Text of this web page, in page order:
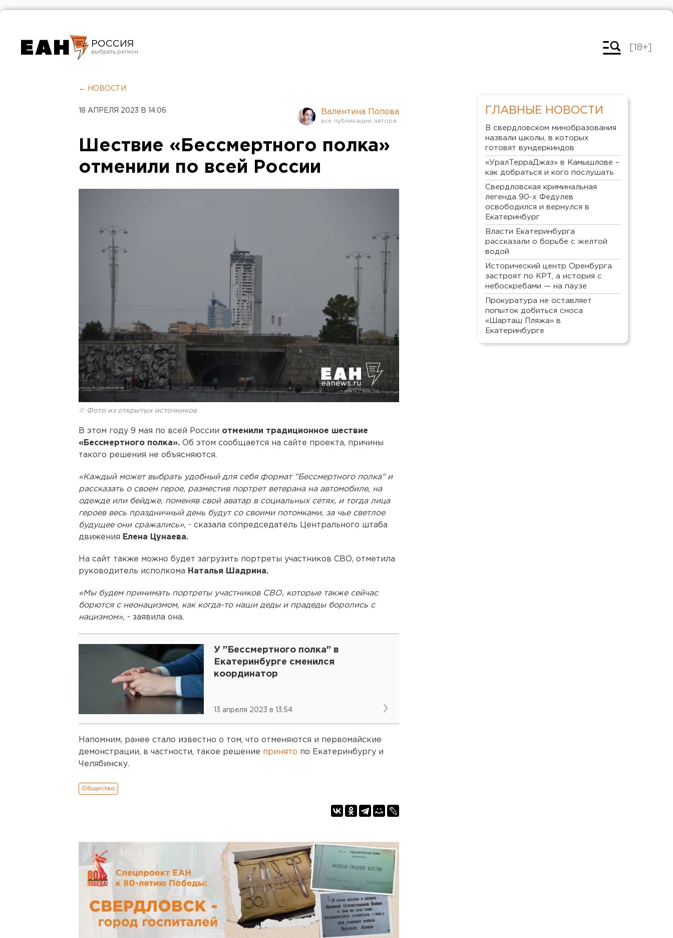
РОССИЯ
Челябинск
[18+]
← НОВОСТИ
18 АПРЕЛЯ 2023 В 14:06 Валентина Попова
Шествие «Бессмертного полка»
отменили по всей России
© Фото из открытых источников
В этом году 9 мая по всей России отменили традиционное шествие
«Бессмертного полка». Об этом сообщается на сайте проекта, причины
такого решения не объясняются.
«Каждый может выбрать удобный для себя формат "Бессмертного полка" и
рассказать о своем герое, разместив портрет ветерана на автомобиле, на
одежде или бейдже, поменяв свой аватар в социальных сетях, и тогда лица
героев весь праздничный день будут со своими потомками, за чье светлое
будущее они сражались», - сказала сопредседатель Центрального штаба
движения Елена Цунаева.
На сайт также можно будет загрузить портреты участников СВО, отметила
руководитель исполкома Наталья Шадрина.
«Мы будем принимать портреты участников СВО, которые также сейчас
борются с неонацизмом, как когда-то наши деды и прадеды боролись с
нацизмом», - заявила она.
У "Бессмертного полка" в
Екатеринбурге сменился
координатор
13 апреля 2023 в 13:54
Напомним, ранее стало известно о том, что отменяются и первомайские
демонстрации, в частности, такое решение принято по Екатеринбургу и
Челябинску.
Общество
ГЛАВНЫЕ НОВОСТИ
В свердловском минобразования
назвали школы, в которых
готовят вундеркиндов
«УралТерраДжаз» в Камышлове –
как добраться и кого послушать
Свердловская криминальная
легенда 90-х Федулев
освободился и вернулся в
Екатеринбург
Власти Екатеринбурга
рассказали о борьбе с желтой
водой
Исторический центр Оренбурга
застроят по КРТ, а история с
небоскребами — на паузе
Прокуратура не оставляет
попыток добиться сноса
«Шарташ Пляжа» в
Екатеринбурге